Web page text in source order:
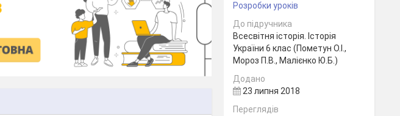
Розробки уроків
До підручника
Всесвітня історія. Історія
України 6 клас (Пометун О.І.,
Мороз П.В., Малієнко Ю.Б.)
Додано
23 липня 2018
Переглядів